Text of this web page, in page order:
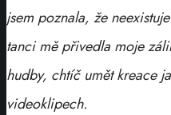
jsem poznala, že
tanci mě přivedla moje
hudby, chtíč umět kreace
videoklipech.